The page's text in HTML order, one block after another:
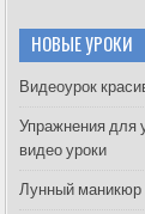
h
f
r
:
НОВЫЕ УРОКИ
Видеоурок
Упражнения для
видео уроки
Лунный